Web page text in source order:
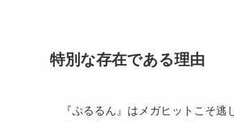
特別な存在である理由
『ぷるるん』はメガヒットこそ